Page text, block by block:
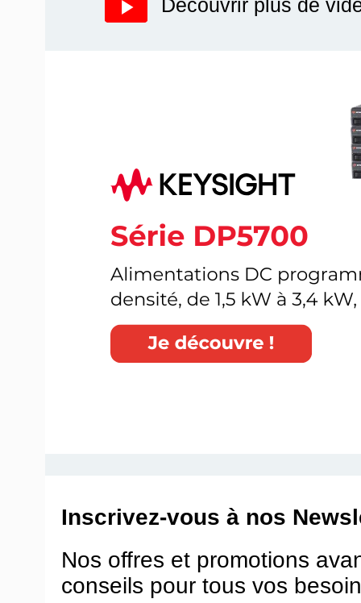
Découvrir plus de
Inscrivez-vous à nos
Nos offres et promotions
conseils pour tous vos